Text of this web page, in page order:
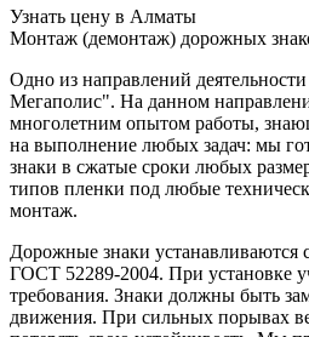
Узнать цену в Алматы
Монтаж (демонтаж) дорожных
Одно из направлений
Мегаполис". На данном
многолетним опытом работы,
на выполнение любых задач: мы
знаки в сжатые сроки любых
типов пленки под любые
монтаж.
Дорожные знаки устанавливаются
ГОСТ 52289-2004. При установке
требования. Знаки должны быть
движения. При сильных порывах